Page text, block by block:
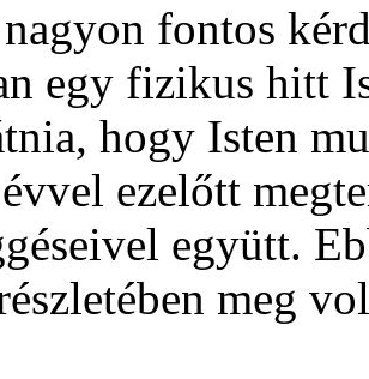
fontos
egy fizikus hitt
hogy Isten
ezelőtt
együtt.
meg